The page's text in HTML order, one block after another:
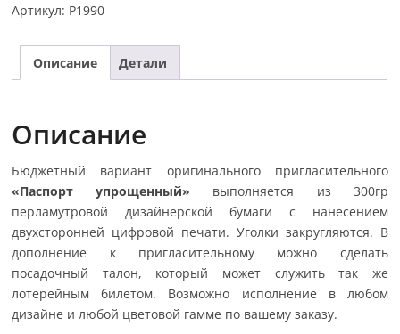
Артикул: P1990
Описание Детали
Описание
Бюджетный вариант оригинального пригласительного
«Паспорт упрощенный» выполняется из 300гр
перламутровой дизайнерской бумаги с нанесением
двухсторонней цифровой печати. Уголки закругляются. В
дополнение к пригласительному можно сделать
посадочный талон, который может служить так же
лотерейным билетом. Возможно исполнение в любом
дизайне и любой цветовой гамме по вашему заказу.